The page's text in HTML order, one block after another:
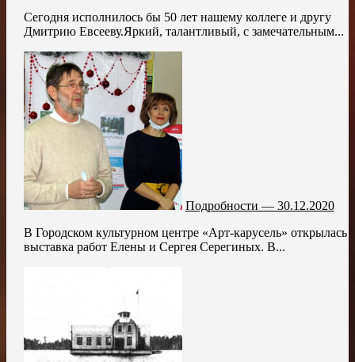
Сегодня исполнилось бы 50 лет нашему коллеге и другу
Дмитрию Евсееву.Яркий, талантливый, с замечательным...
Подробности — 30.12.2020
В Городском культурном центре «Арт-карусель» открылась
выставка работ Елены и Сергея Серегиных. В...